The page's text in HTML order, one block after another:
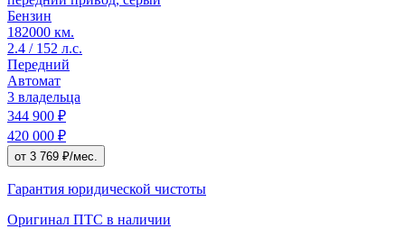
Бензин
182000 км.
2.4 / 152 л.с.
Передний
Автомат
3 владельца
344 900 ₽
420 000 ₽
от 3 769 ₽/мес.
Гарантия юридической чистоты
Оригинал ПТС в наличии